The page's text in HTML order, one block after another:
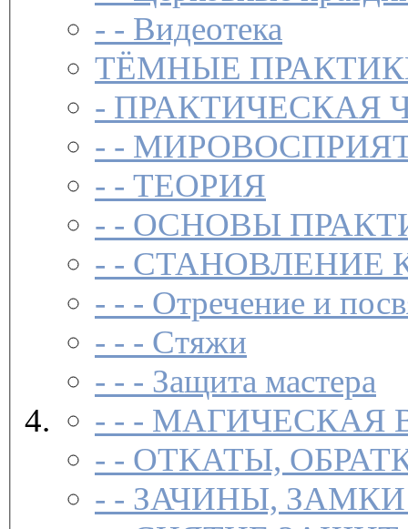
- - Видеотека
ТЁМНЫЕ
- ПРАКТИЧЕСКАЯ
- -
- - ТЕОРИЯ
- - ОСНОВЫ
- - СТАНОВЛЕНИЕ
- - - Отречение и
- - - Стяжи
- - - Защита мастера
- - - МАГИЧЕСКАЯ
- - ОТКАТЫ,
- - ЗАЧИНЫ,